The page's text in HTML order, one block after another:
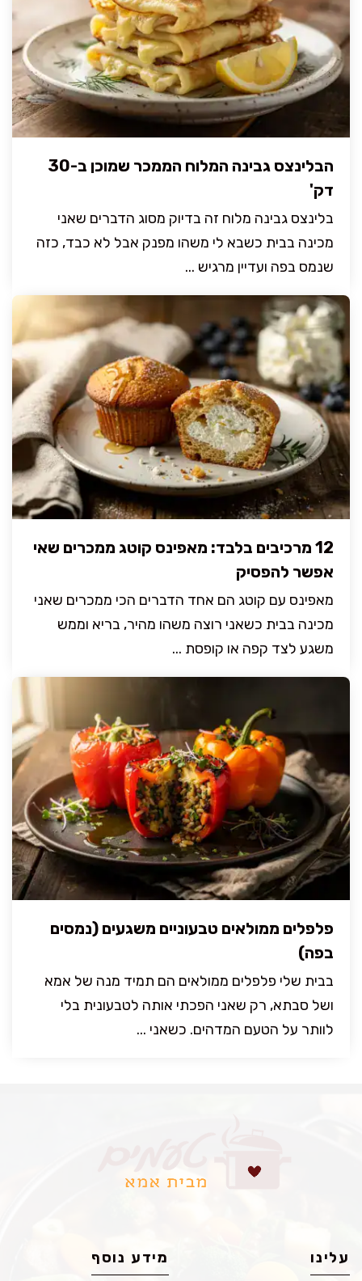
הבלינצס גבינה המלוח הממכר שמוכן ב-30
דק'
בלינצס גבינה מלוח זה בדיוק מסוג הדברים שאני
מכינה בבית כשבא לי משהו מפנק אבל לא כבד, כזה
שנמס בפה ועדיין מרגיש ...
12 מרכיבים בלבד: מאפינס קוטג ממכרים שאי
אפשר להפסיק
מאפינס עם קוטג הם אחד הדברים הכי ממכרים שאני
מכינה בבית כשאני רוצה משהו מהיר, בריא וממש
משגע לצד קפה או קופסת ...
פלפלים ממולאים טבעוניים משגעים (נמסים
בפה)
בבית שלי פלפלים ממולאים הם תמיד מנה של אמא
ושל סבתא, רק שאני הפכתי אותה לטבעונית בלי
לוותר על הטעם המדהים. כשאני ...
עלינו מידע נוסף